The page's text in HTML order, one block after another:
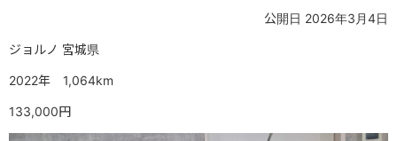
公開日 2026年3月4日
ジョルノ 宮城県
2022年 1,064km
133,000円